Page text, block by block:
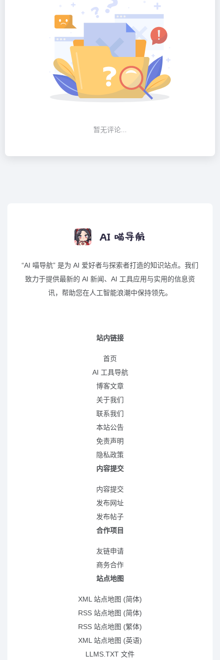
暂无评论...
“AI 喵导航” 是为 AI 爱好者与探索者打造的知识站点。我们
致力于提供最新的 AI 新闻、AI 工具应用与实用的信息资
讯，帮助您在人工智能浪潮中保持领先。
站内链接
首页
AI 工具导航
博客文章
关于我们
联系我们
本站公告
免责声明
隐私政策
内容提交
内容提交
发布网址
发布帖子
合作项目
友链申请
商务合作
站点地图
XML 站点地图 (简体)
RSS 站点地图 (简体)
RSS 站点地图 (繁体)
XML 站点地图 (英语)
LLMS.TXT 文件